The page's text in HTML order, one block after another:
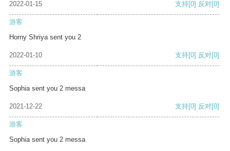
2022-01-15 支持[0] 反对[0]
游客
Horny Shriya sent you 2
2022-01-10 支持[0] 反对[0]
游客
Sophia sent you 2 messa
2021-12-22 支持[0] 反对[0]
游客
Sophia sent you 2 messa